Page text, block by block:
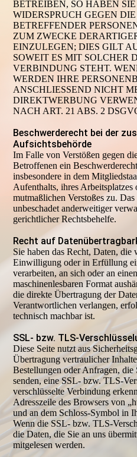
BETREIBEN, SO HABEN
WIDERSPRUCH GEGEN
BETREFFENDER
ZUM ZWECKE
EINZULEGEN; DIES GILT
SOWEIT ES MIT SOLCHER
VERBINDUNG STEHT.
WERDEN IHRE
ANSCHLIESSEND NICHT
DIREKTWERBUNG
NACH ART. 21 ABS. 2
Beschwerderecht bei der
Aufsichtsbehörde
Im Falle von Verstößen gegen
Betroffenen ein
insbesondere in dem
Aufenthalts, ihres Arbeitsplatzes
mutmaßlichen Verstoßes zu.
unbeschadet anderweitiger
gerichtlicher Rechtsbehelfe.
Recht auf
Sie haben das Recht, Daten,
Einwilligung oder in Erfüllung
verarbeiten, an sich oder an
maschinenlesbaren Format
die direkte Übertragung der
Verantwortlichen verlangen,
technisch machbar ist.
SSL- bzw. TLS-
Diese Seite nutzt aus
Übertragung vertraulicher
Bestellungen oder Anfragen, die
senden, eine SSL- bzw. TLS-
verschlüsselte Verbindung
Adresszeile des Browsers von
und an dem Schloss-Symbol in
Wenn die SSL- bzw. TLS-
die Daten, die Sie an uns
mitgelesen werden.